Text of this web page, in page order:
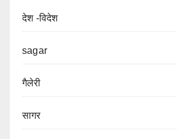
देश -विदेश
sagar
गैलेरी
सागर